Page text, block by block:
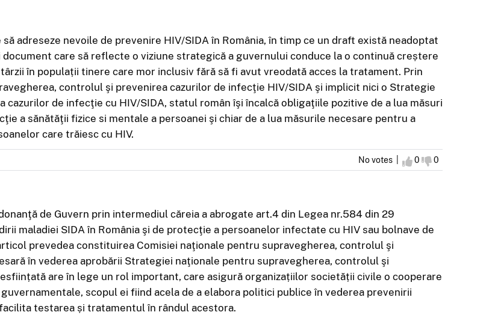
adreseze nevoile de prevenire HIV/SIDA în România, în timp ce un draft există neadoptat
care să reflecte o viziune strategică a guvernului conduce la o continuă creștere
în populații tinere care mor inclusiv fără să fi avut vreodată acces la tratament. Prin
controlul şi prevenirea cazurilor de infecţie HIV/SIDA şi implicit nici o Strategie
de infecţie cu HIV/SIDA, statul român îşi încalcă obligaţiile pozitive de a lua măsuri
a sănătăţii fizice si mentale a persoanei şi chiar de a lua măsurile necesare pentru a
care trăiesc cu HIV.
No votes | I agree
0 I disagree
0
de Guvern prin intermediul căreia a abrogate art.4 din Legea nr.584 din 29
maladiei SIDA în România şi de protecţie a persoanelor infectate cu HIV sau bolnave de
prevedea constituirea Comisiei naţionale pentru supravegherea, controlul şi
în vederea aprobării Strategiei naţionale pentru supravegherea, controlul şi
are în lege un rol important, care asigură organizațiilor societății civile o cooperare
scopul ei fiind acela de a elabora politici publice în vederea prevenirii
testarea și tratamentul în rândul acestora.